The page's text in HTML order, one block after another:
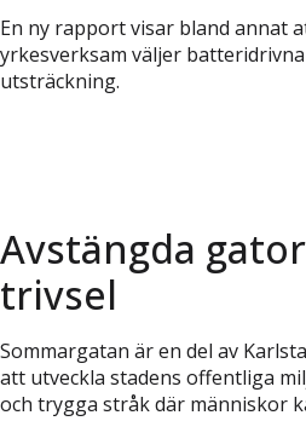
En ny rapport visar bland annat
yrkesverksam väljer
utsträckning.
Avstängda
trivsel
Sommargatan är en del av
att utveckla stadens offentliga
och trygga stråk där människor